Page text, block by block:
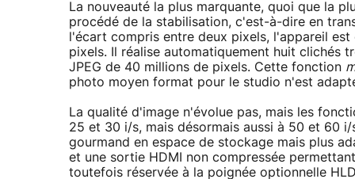
La nouveauté la plus marquante, quoi que la
procédé de la stabilisation, c'est-à-dire en
l'écart compris entre deux pixels, l'appareil
pixels. Il réalise automatiquement huit clichés
JPEG de 40 millions de pixels. Cette fonction
photo moyen format pour le studio n'est
La qualité d'image n'évolue pas, mais les
25 et 30 i/s, mais désormais aussi à 50 et 60
gourmand en espace de stockage mais plus
et une sortie HDMI non compressée
toutefois réservée à la poignée optionnelle